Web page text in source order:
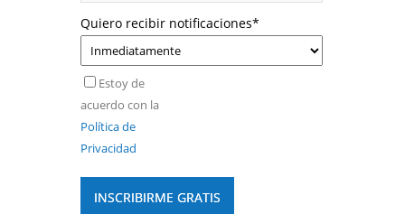
Quiero recibir notificaciones*
Estoy de
acuerdo con la
Política de
Privacidad